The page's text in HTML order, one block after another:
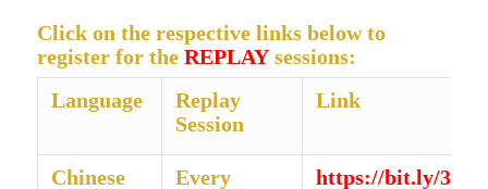
Click on the respective links below to
register for the REPLAYsessions:
Language
Replay
Session
Link
Chinese
Every
https://bit.ly/